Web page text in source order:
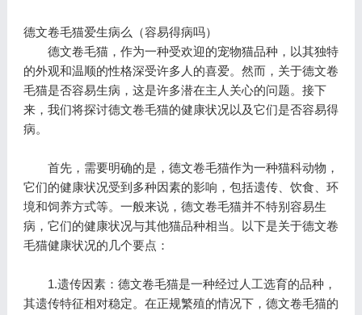
德文卷毛猫爱生病么（容易得病吗）
德文卷毛猫，作为一种受欢迎的宠物猫品种，以其独特
的外观和温顺的性格深受许多人的喜爱。然而，关于德文卷
毛猫是否容易生病，这是许多潜在主人关心的问题。接下
来，我们将探讨德文卷毛猫的健康状况以及它们是否容易得
病。
首先，需要明确的是，德文卷毛猫作为一种猫科动物，
它们的健康状况受到多种因素的影响，包括遗传、饮食、环
境和饲养方式等。一般来说，德文卷毛猫并不特别容易生
病，它们的健康状况与其他猫品种相当。以下是关于德文卷
毛猫健康状况的几个要点：
1.遗传因素：德文卷毛猫是一种经过人工选育的品种，
其遗传特征相对稳定。在正规繁殖的情况下，德文卷毛猫的